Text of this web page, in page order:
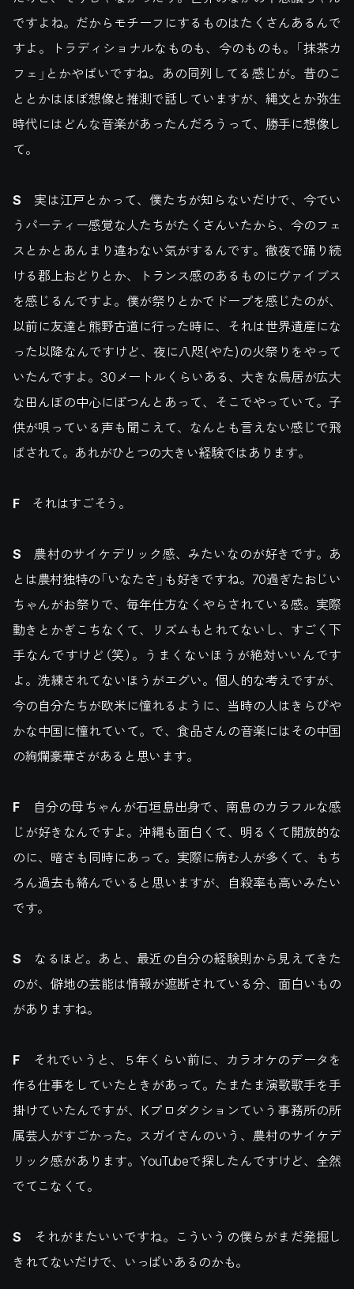
ですよね。だからモチーフにするものはたくさんあるんで
すよ。トラディショナルなものも、今のものも。「抹茶カ
フェ」とかやばいですね。あの同列してる感じが。昔のこ
ととかはほぼ想像と推測で話していますが、縄文とか弥生
時代にはどんな音楽があったんだろうって、勝手に想像し
て。
S 実は江戸とかって、僕たちが知らないだけで、今でい
うパーティー感覚な人たちがたくさんいたから、今のフェ
スとかとあんまり違わない気がするんです。徹夜で踊り続
ける郡上おどりとか、トランス感のあるものにヴァイブス
を感じるんですよ。僕が祭りとかでドープを感じたのが、
以前に友達と熊野古道に行った時に、それは世界遺産にな
った以降なんですけど、夜に八咫(やた)の火祭りをやって
いたんですよ。30メートルくらいある、大きな鳥居が広大
な田んぼの中心にぽつんとあって、そこでやっていて。子
供が唄っている声も聞こえて、なんとも言えない感じで飛
ばされて。あれがひとつの大きい経験ではあります。
Fそれはすごそう。
S 農村のサイケデリック感、みたいなのが好きです。あ
とは農村独特の「いなたさ」も好きですね。70過ぎたおじい
ちゃんがお祭りで、毎年仕方なくやらされている感。実際
動きとかぎこちなくて、リズムもとれてないし、すごく下
手なんですけど（笑）。うまくないほうが絶対いいんです
よ。洗練されてないほうがエグい。個人的な考えですが、
今の自分たちが欧米に憧れるように、当時の人はきらびや
かな中国に憧れていて。で、食品さんの音楽にはその中国
の絢爛豪華さがあると思います。
F自分の母ちゃんが石垣島出身で、南島のカラフルな感
じが好きなんですよ。沖縄も面白くて、明るくて開放的な
のに、暗さも同時にあって。実際に病む人が多くて、もち
ろん過去も絡んでいると思いますが、自殺率も高いみたい
です。
S なるほど。あと、最近の自分の経験則から見えてきた
のが、僻地の芸能は情報が遮断されている分、面白いもの
がありますね。
Fそれでいうと、５年くらい前に、カラオケのデータを
作る仕事をしていたときがあって。たまたま演歌歌手を手
掛けていたんですが、Kプロダクションていう事務所の所
属芸人がすごかった。スガイさんのいう、農村のサイケデ
リック感があります。YouTubeで探したんですけど、全然
でてこなくて。
S それがまたいいですね。こういうの僕らがまだ発掘し
きれてないだけで、いっぱいあるのかも。